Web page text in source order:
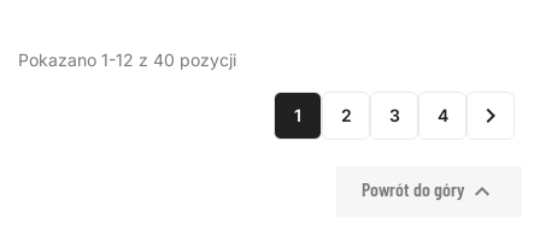
Pokazano 1-12 z 40 pozycji
1 2 3 4 
Powrót do góry 